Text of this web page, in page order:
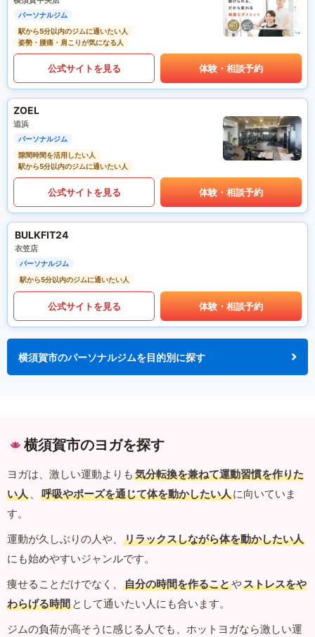
パーソナルジム
駅から5分以内のジムに通いたい人
姿勢・腰痛・肩こりが気になる人
公式サイトを見る 体験・相談予約
ZOEL
追浜
パーソナルジム
隙間時間を活用したい人
駅から5分以内のジムに通いたい人
公式サイトを見る 体験・相談予約
BULKFIT24
衣笠店
パーソナルジム
駅から5分以内のジムに通いたい人
公式サイトを見る 体験・相談予約
横須賀市のパーソナルジムを目的別に探す
横須賀市のヨガを探す
ヨガは、激しい運動よりも 気分転換を兼ねて運動習慣を作りた
い人 、 呼吸やポーズを通じて体を動かしたい人に向いていま
す。
運動が久しぶりの人や、
リラックスしながら体を動かしたい人
にも始めやすいジャンルです。
痩せることだけでなく、
自分の時間を作ることやストレスをや
わらげる時間 として通いたい人にも合います。
ジムの負荷が高そうに感じる人でも、ホットヨガなら激しい運